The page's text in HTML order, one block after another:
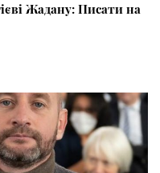
Жадану: Писати на